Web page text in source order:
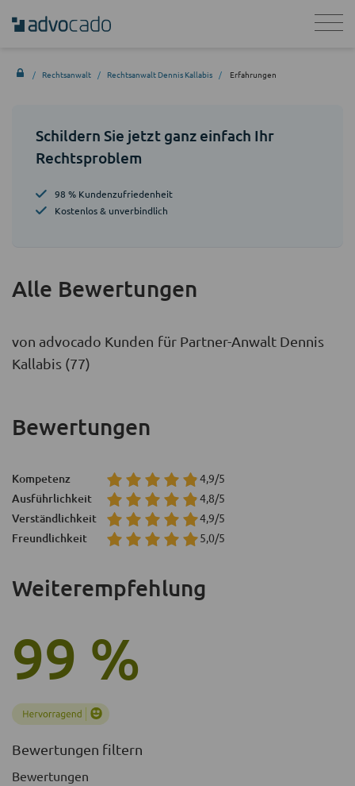
Rechtsanwalt Rechtsanwalt Dennis Kallabis Erfahrungen
Schildern Sie jetzt ganz einfach Ihr
Rechtsproblem
98 % Kundenzufriedenheit
Kostenlos & unverbindlich
Alle Bewertungen
von advocado Kunden für Partner-Anwalt Dennis
Kallabis (77)
Weiterempfehlung
99 %
Bewertungen
Kompetenz 4,9/5
Ausführlichkeit 4,8/5
Verständlichkeit 4,9/5
Freundlichkeit 5,0/5
Bewertungen filtern
Bewertungen